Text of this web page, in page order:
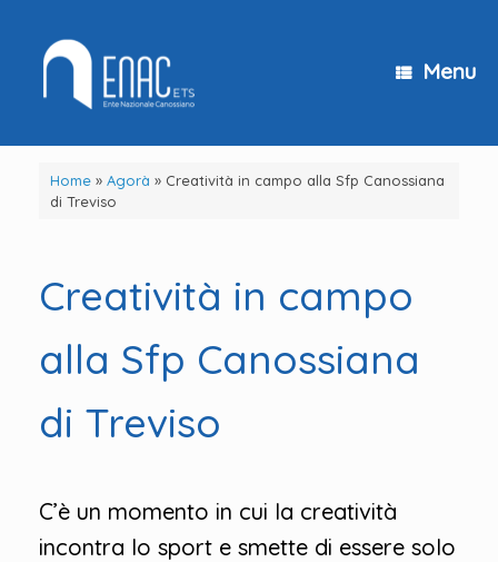
contenuto
Menu
Home» Agorà » Creatività in campo alla Sfp Canossiana
di Treviso
Creatività in campo
alla Sfp Canossiana
di Treviso
C’è un momento in cui la creatività
incontra lo sport e smette di essere solo